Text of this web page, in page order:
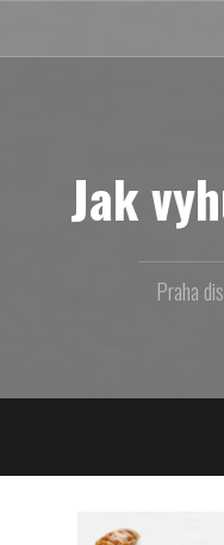
obsahu
Jak
Praha